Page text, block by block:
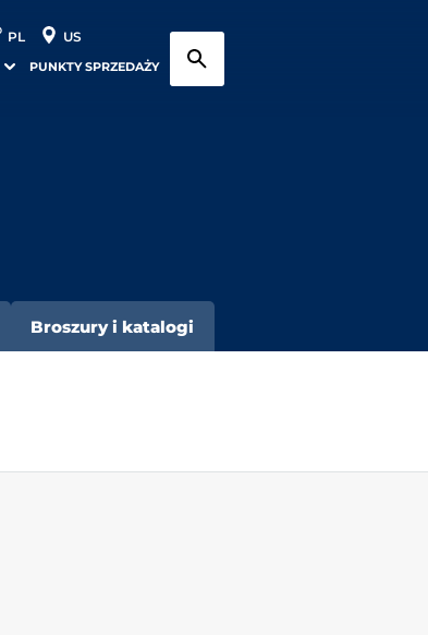
PL US
PUNKTY SPRZEDAŻY
Broszury i katalogi